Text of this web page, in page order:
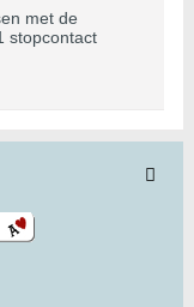
met de
stopcontact